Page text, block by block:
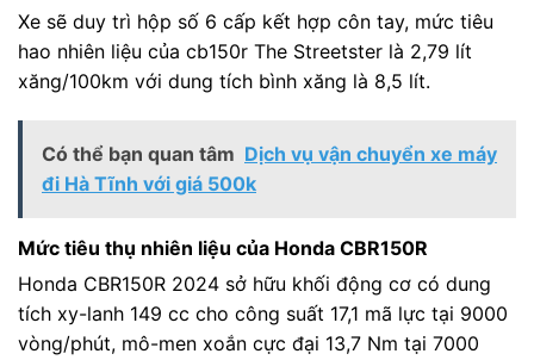
Xe sẽ duy trì hộp số 6 cấp kết hợp côn tay, mức tiêu
hao nhiên liệu của cb150r The Streetster là 2,79 lít
xăng/100km với dung tích bình xăng là 8,5 lít.
Có thể bạn quan tâm Dịch vụ vận chuyển xe máy
đi Hà Tĩnh với giá 500k
Mức tiêu thụ nhiên liệu của Honda CBR150R
Honda CBR150R 2024 sở hữu khối động cơ có dung
tích xy-lanh 149 cc cho công suất 17,1 mã lực tại 9000
vòng/phút, mô-men xoắn cực đại 13,7 Nm tại 7000